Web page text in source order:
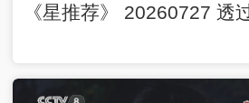
《星推荐》 20260727 透